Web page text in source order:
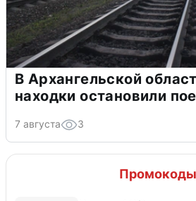
В Архангельской
находки остановили
7 августа 3
Промокоды